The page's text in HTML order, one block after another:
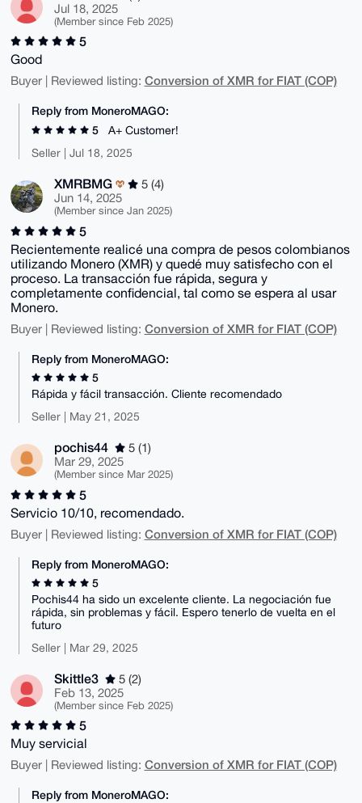
Jul 18, 2025
(Member since Feb 2025)
5
Good
Buyer | Reviewed listing: Conversion of XMR for FIAT (COP)
Reply from MoneroMAGO:
5
A+ Customer!
Seller | Jul 18, 2025
XMRBMG
5 (4)
Jun 14, 2025
(Member since Jan 2025)
5
Recientemente realicé una compra de pesos colombianos
utilizando Monero (XMR) y quedé muy satisfecho con el
proceso. La transacción fue rápida, segura y
completamente confidencial, tal como se espera al usar
Monero.
Buyer | Reviewed listing: Conversion of XMR for FIAT (COP)
Reply from MoneroMAGO:
5
Rápida y fácil transacción. Cliente recomendado
Seller | May 21, 2025
pochis44
5 (1)
Mar 29, 2025
(Member since Mar 2025)
5
Servicio 10/10, recomendado.
Buyer | Reviewed listing: Conversion of XMR for FIAT (COP)
Reply from MoneroMAGO:
5
Pochis44 ha sido un excelente cliente. La negociación fue
rápida, sin problemas y fácil. Espero tenerlo de vuelta en el
futuro
Seller | Mar 29, 2025
Skittle3
5 (2)
Feb 13, 2025
(Member since Feb 2025)
5
Muy servicial
Buyer | Reviewed listing: Conversion of XMR for FIAT (COP)
Reply from MoneroMAGO: